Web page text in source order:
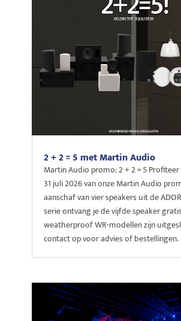
2 + 2 = 5 met Martin Audio
Martin Audio promo: 2 + 2 = 5
31 juli 2026 van onze Martin Audio
aanschaf van vier speakers uit de
serie ontvang je de vijfde speaker
weatherproof WR-modellen zijn
contact op voor advies of bestellingen.